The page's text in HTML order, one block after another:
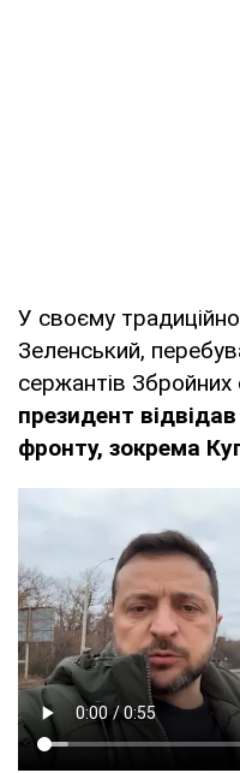
У своєму
Зеленський,
сержантів Збройних
президент
фронту, зокрема